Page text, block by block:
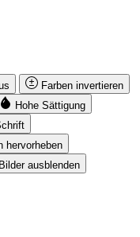
Farben invertieren
Hohe Sättigung
hervorheben
Bilder ausblenden